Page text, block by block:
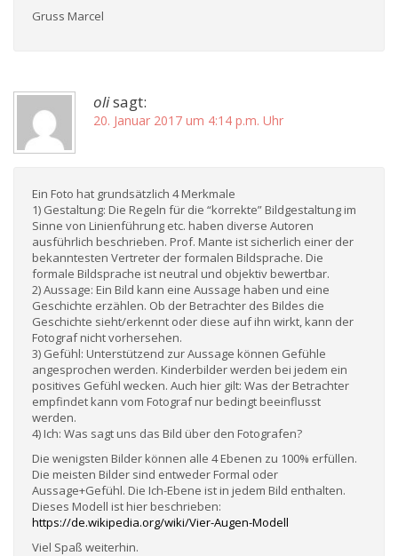
Gruss Marcel
olisagt:
20. Januar 2017 um 4:14 p.m. Uhr
Ein Foto hat grundsätzlich 4 Merkmale
1) Gestaltung: Die Regeln für die “korrekte” Bildgestaltung im
Sinne von Linienführung etc. haben diverse Autoren
ausführlich beschrieben. Prof. Mante ist sicherlich einer der
bekanntesten Vertreter der formalen Bildsprache. Die
formale Bildsprache ist neutral und objektiv bewertbar.
2) Aussage: Ein Bild kann eine Aussage haben und eine
Geschichte erzählen. Ob der Betrachter des Bildes die
Geschichte sieht/erkennt oder diese auf ihn wirkt, kann der
Fotograf nicht vorhersehen.
3) Gefühl: Unterstützend zur Aussage können Gefühle
angesprochen werden. Kinderbilder werden bei jedem ein
positives Gefühl wecken. Auch hier gilt: Was der Betrachter
empfindet kann vom Fotograf nur bedingt beeinflusst
werden.
4) Ich: Was sagt uns das Bild über den Fotografen?
Die wenigsten Bilder können alle 4 Ebenen zu 100% erfüllen.
Die meisten Bilder sind entweder Formal oder
Aussage+Gefühl. Die Ich-Ebene ist in jedem Bild enthalten.
Dieses Modell ist hier beschrieben:
https://de.wikipedia.org/wiki/Vier-Augen-Modell
Viel Spaß weiterhin.